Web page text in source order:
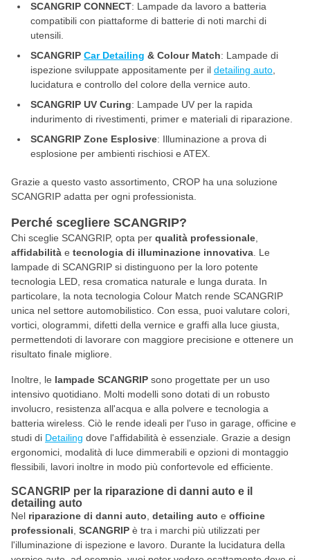
SCANGRIP CONNECT: Lampade da lavoro a batteria
compatibili con piattaforme di batterie di noti marchi di
utensili.
SCANGRIP Car Detailing & Colour Match: Lampade di
ispezione sviluppate appositamente per il detailing auto
lucidatura e controllo del colore della vernice auto.
SCANGRIP UV Curing: Lampade UV per la rapida
indurimento di rivestimenti, primer e materiali di riparazione.
SCANGRIP Zone Esplosive: Illuminazione a prova di
esplosione per ambienti rischiosi e ATEX.
Grazie a questo vasto assortimento, CROP ha una soluzione
SCANGRIP adatta per ogni professionista.
Perché scegliere SCANGRIP?
Chi sceglie SCANGRIP, opta per qualità professionale
affidabilità e tecnologia di illuminazione innovativa . Le
lampade di SCANGRIP si distinguono per la loro potente
tecnologia LED, resa cromatica naturale e lunga durata. In
particolare, la nota tecnologia Colour Match rende SCANGRIP
unica nel settore automobilistico. Con essa, puoi valutare colori,
vortici, ologrammi, difetti della vernice e graffi alla luce giusta,
permettendoti di lavorare con maggiore precisione e ottenere un
risultato finale migliore.
Inoltre, le lampade SCANGRIP sono progettate per un uso
intensivo quotidiano. Molti modelli sono dotati di un robusto
involucro, resistenza all'acqua e alla polvere e tecnologia a
batteria wireless. Ciò le rende ideali per l'uso in garage, officine e
studi di Detailing dove l'affidabilità è essenziale. Grazie a design
ergonomici, modalità di luce dimmerabili e opzioni di montaggio
flessibili, lavori inoltre in modo più confortevole ed efficiente.
SCANGRIP per la riparazione di danni auto e il
detailing auto
Nel riparazione di danni auto detailing auto e officine
professionali SCANGRIP è tra i marchi più utilizzati per
l'illuminazione di ispezione e lavoro. Durante la lucidatura della